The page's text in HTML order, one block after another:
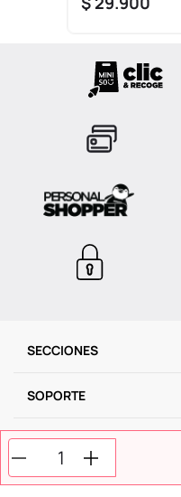
SECCIONES
SOPORTE
SERVICIOS
NOSOTROS